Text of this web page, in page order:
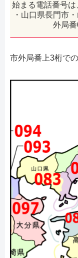
始まる電話番号は
・山口県長門市
外局
市外局番上3桁で